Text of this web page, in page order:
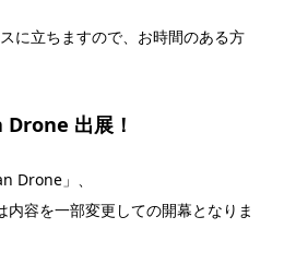
に立ちますので、お時間のある方
出展！
Drone」、
容を一部変更しての開幕となりま